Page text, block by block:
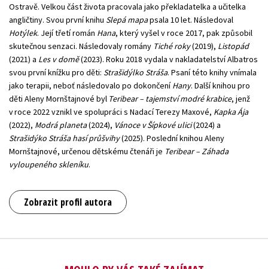
Ostravě. Velkou část života pracovala jako překladatelka a učitelka
angličtiny. Svou první knihu Slepá mapapsala 10 let. Následoval
Hotýlek. Její třetí román Hana, který vyšel v roce 2017, pak způsobil
skutečnou senzaci. Následovaly romány Tiché roky(2019), Listopád
(2021) a Les v domě(2023). Roku 2018 vydala v nakladatelství Albatros
svou první knížku pro děti: Strašidýlko Stráša. Psaní této knihy vnímala
jako terapii, neboť následovalo po dokončeníHany. Další knihou pro
děti Aleny Mornštajnové byl Teribear – tajemství modré krabice, jenž
v roce 2022 vznikl ve spolupráci s Nadací Terezy Maxové, Kapka Ája
(2022), Modrá planeta(2024), Vánoce v Šípkové ulici(2024) a
Strašidýko Stráša hasí průšvihy(2025). Poslední knihou Aleny
Mornštajnové, určenou dětskému čtenáři je Teribear – Záhada
vyloupeného skleníku.
Zobrazit profil autora